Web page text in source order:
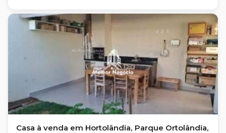
Casa à venda em Hortolândia, Parque Ortolândia,